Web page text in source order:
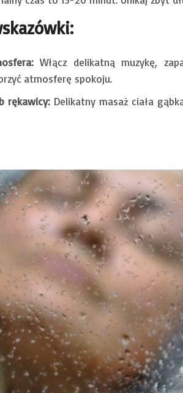
Włącz delikatną muzykę,
atmosferę spokoju.
rękawicy: Delikatny masaż ciała